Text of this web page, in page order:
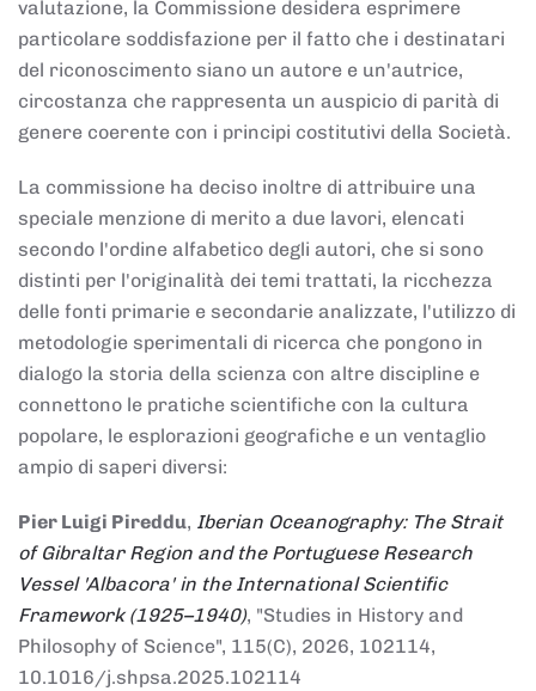
valutazione, la Commissione desidera esprimere
particolare soddisfazione per il fatto che i destinatari
del riconoscimento siano un autore e un'autrice,
circostanza che rappresenta un auspicio di parità di
genere coerente con i principi costitutivi della Società.
La commissione ha deciso inoltre di attribuire una
speciale menzione di merito a due lavori, elencati
secondo l'ordine alfabetico degli autori, che si sono
distinti per l'originalità dei temi trattati, la ricchezza
delle fonti primarie e secondarie analizzate, l'utilizzo di
metodologie sperimentali di ricerca che pongono in
dialogo la storia della scienza con altre discipline e
connettono le pratiche scientifiche con la cultura
popolare, le esplorazioni geografiche e un ventaglio
ampio di saperi diversi:
Pier Luigi Pireddu, Iberian Oceanography: The Strait
of Gibraltar Region and the Portuguese Research
Vessel 'Albacora' in the International Scientific
Framework (1925–1940), "Studies in History and
Philosophy of Science", 115(C), 2026, 102114,
10.1016/j.shpsa.2025.102114